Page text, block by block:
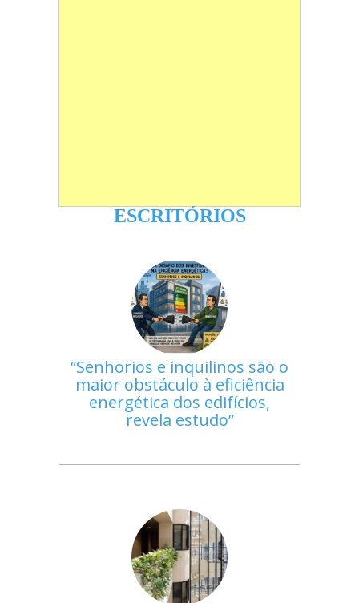
ESCRITÓRIOS
Senhorios e inquilinos são o
maior obstáculo à eficiência
energética dos edifícios,
revela estudo